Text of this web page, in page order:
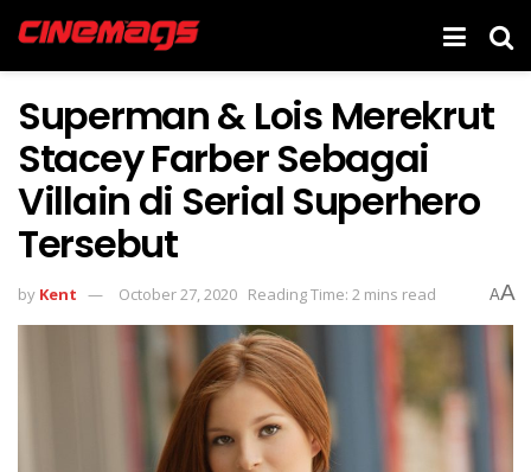
Superman & Lois Merekrut
Stacey Farber Sebagai
Villain di Serial Superhero
Tersebut
by Kent October 27, 2020 Reading Time: 2 mins read AA